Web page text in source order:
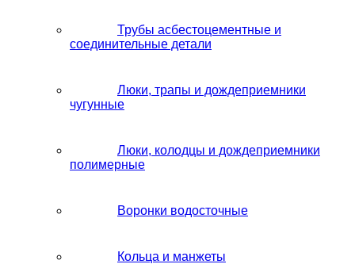
Трубы асбестоцементные и
соединительные детали
Люки, трапы и дождеприемники
чугунные
Люки, колодцы и дождеприемники
полимерные
Воронки водосточные
Кольца и манжеты